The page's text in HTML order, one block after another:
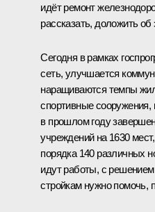
идёт ремонт
рассказать, доложить об
Сегодня в рамках
сеть, улучшается
наращиваются темпы
спортивные
в прошлом году
учреждений на 1630
порядка 140 различных
идут работы, с решением
стройкам нужно помочь,